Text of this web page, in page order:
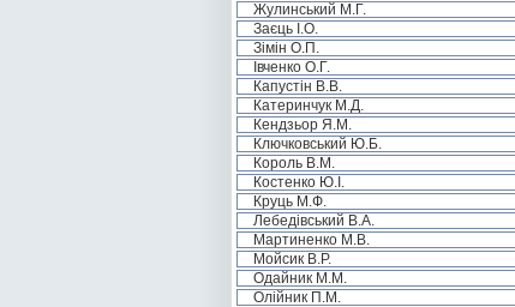
Жулинський М.Г.
Заєць І.О.
Зімін О.П.
Івченко О.Г.
Капустін В.В.
Катеринчук М.Д.
Кендзьор Я.М.
Ключковський Ю.Б.
Король В.М.
Костенко Ю.І.
Круць М.Ф.
Лебедівський В.А.
Мартиненко М.В.
Мойсик В.Р.
Одайник М.М.
Олійник П.М.